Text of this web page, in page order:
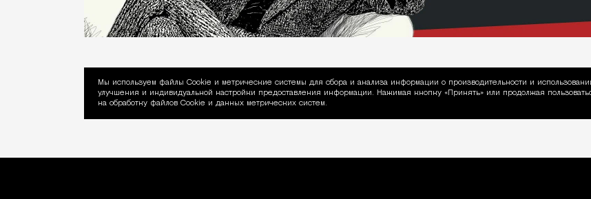
Уведомление об использовании Cookie
Мы используем файлы Сookie и метрические системы для сбора и анализа информации о производительности и
улучшения и индивидуальной настройки предоставления информации. Нажимая кнопку «Принять» или продолжая
на обработку файлов Cookie и данных метрических систем.